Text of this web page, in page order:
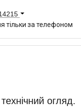
тільки за телефоном
огляд.